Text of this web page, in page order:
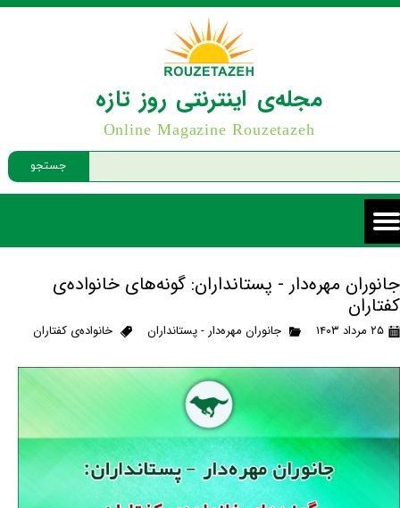
جستجو
مجله‌ی اینترنتی روز تازه
Online Magazine Rouzetazeh
جانوران مهره‌دار - پستانداران: گونه‌های خانواده‌ی
کفتاران
۲۵ مرداد ۱۴۰۳ جانوران مهره‌دار - پستانداران خانواده‌ی کفتاران